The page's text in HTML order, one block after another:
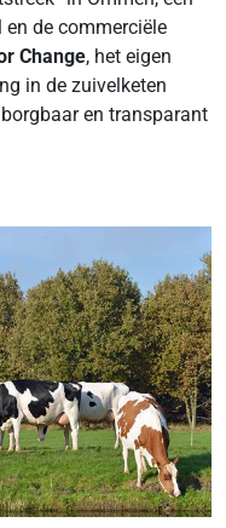
de commerciële
Change, het eigen
in de zuivelketen
en transparant